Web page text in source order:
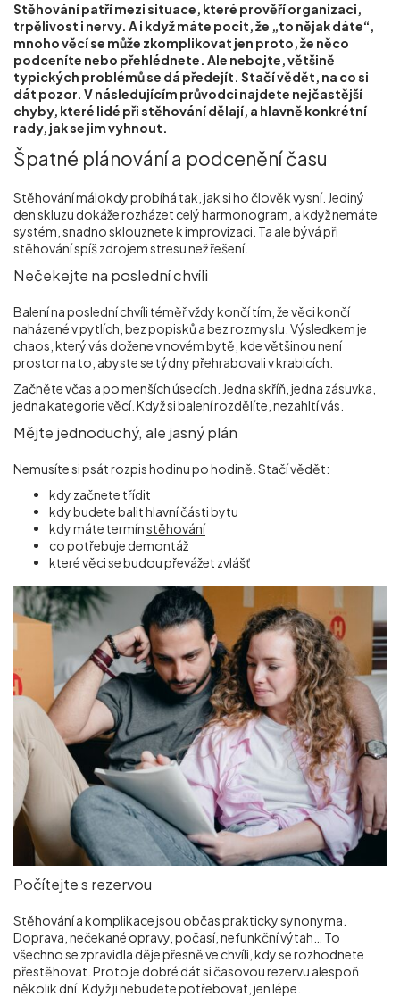
Příprava nemovitostí na prodej
Reference
Kontakt
Stěhování patří mezi situace, které prověří organizaci,
trpělivost i nervy. A i když máte pocit, že „to nějak dáte“,
mnoho věcí se může zkomplikovat jen proto, že něco
podceníte nebo přehlédnete. Ale nebojte, většině
typických problémů se dá předejít. Stačí vědět, na co si
dát pozor. V následujícím průvodci najdete nejčastější
chyby, které lidé při stěhování dělají, a hlavně konkrétní
rady, jak se jim vyhnout.
Špatné plánování a podcenění času
Stěhování málokdy probíhá tak, jak si ho člověk vysní. Jediný
den skluzu dokáže rozházet celý harmonogram, a když nemáte
systém, snadno sklouznete k improvizaci. Ta ale bývá při
stěhování spíš zdrojem stresu než řešení.
Nečekejte na poslední chvíli
Balení na poslední chvíli téměř vždy končí tím, že věci končí
naházené v pytlích, bez popisků a bez rozmyslu. Výsledkem je
chaos, který vás dožene v novém bytě, kde většinou není
prostor na to, abyste se týdny přehrabovali v krabicích.
Začněte včas a po menších úsecích . Jedna skříň, jedna zásuvka,
jedna kategorie věcí. Když si balení rozdělíte, nezahltí vás.
Mějte jednoduchý, ale jasný plán
Nemusíte si psát rozpis hodinu po hodině. Stačí vědět:
kdy začnete třídit
kdy budete balit hlavní části bytu
kdy máte termínstěhování
co potřebuje demontáž
které věci se budou převážet zvlášť
Počítejte s rezervou
Stěhování a komplikace jsou občas prakticky synonyma.
Doprava, nečekané opravy, počasí, nefunkční výtah… To
všechno se zpravidla děje přesně ve chvíli, kdy se rozhodnete
přestěhovat. Proto je dobré dát si časovou rezervu alespoň
několik dní. Když ji nebudete potřebovat, jen lépe.